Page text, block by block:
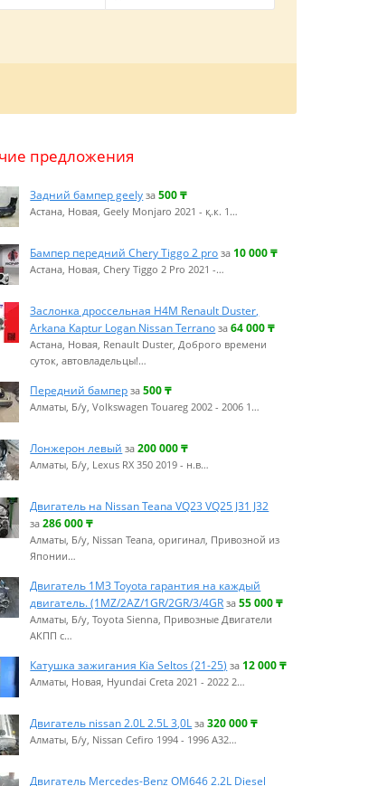
предложения
Задний бампер geely за500₸
Астана, Новая, Geely Monjaro 2021 - қ.к. 1…
Бампер передний Chery Tiggo 2 pro за 10 000₸
Астана, Новая, Chery Tiggo 2 Pro 2021 -…
Заслонка дроссельная H4M Renault Duster,
Arkana Kaptur Logan Nissan Terrano за64 000₸
Астана, Новая, Renault Duster, Доброго времени
суток, автовладельцы!…
Передний бампер за500₸
Алматы, Б/у, Volkswagen Touareg 2002 - 2006 1…
Лонжерон левый за200 000₸
Алматы, Б/у, Lexus RX 350 2019 - н.в…
Двигатель на Nissan Teana VQ23 VQ25 J31 J32
за286 000₸
Алматы, Б/у, Nissan Teana, оригинал, Привозной из
Японии…
Двигатель 1МЗ Toyota гарантия на каждый
двигатель. (1MZ/2AZ/1GR/2GR/3/4GR за55 000₸
Алматы, Б/у, Toyota Sienna, Привозные Двигатели
АКПП с…
Катушка зажигания Kia Seltos (21-25) за 12 000₸
Алматы, Новая, Hyundai Creta 2021 - 2022 2…
Двигатель nissan 2.0L 2.5L 3,0L за320 000₸
Алматы, Б/у, Nissan Cefiro 1994 - 1996 A32…
Двигатель Mercedes-Benz OM646 2.2L Diesel